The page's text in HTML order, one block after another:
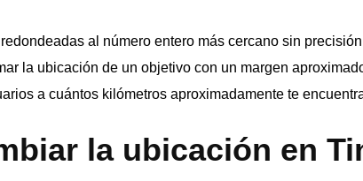
al número entero más cercano sin
la ubicación de un objetivo con un margen
a cuántos kilómetros aproximadamente te
la ubicación en